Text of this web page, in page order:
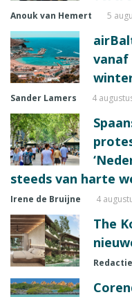
Anouk van Hemert 5
vanaf
Sander Lamers 4
steeds van harte
Irene de Bruijne 4
The